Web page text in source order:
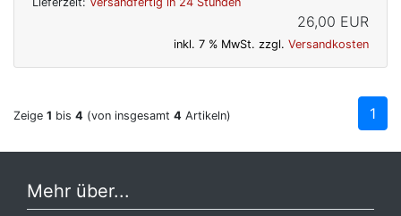
26,00 EUR
inkl. 7 % MwSt. zzgl. Versandkosten
Zeige 1 bis 4 (von insgesamt 4 Artikeln) 1
Mehr über...